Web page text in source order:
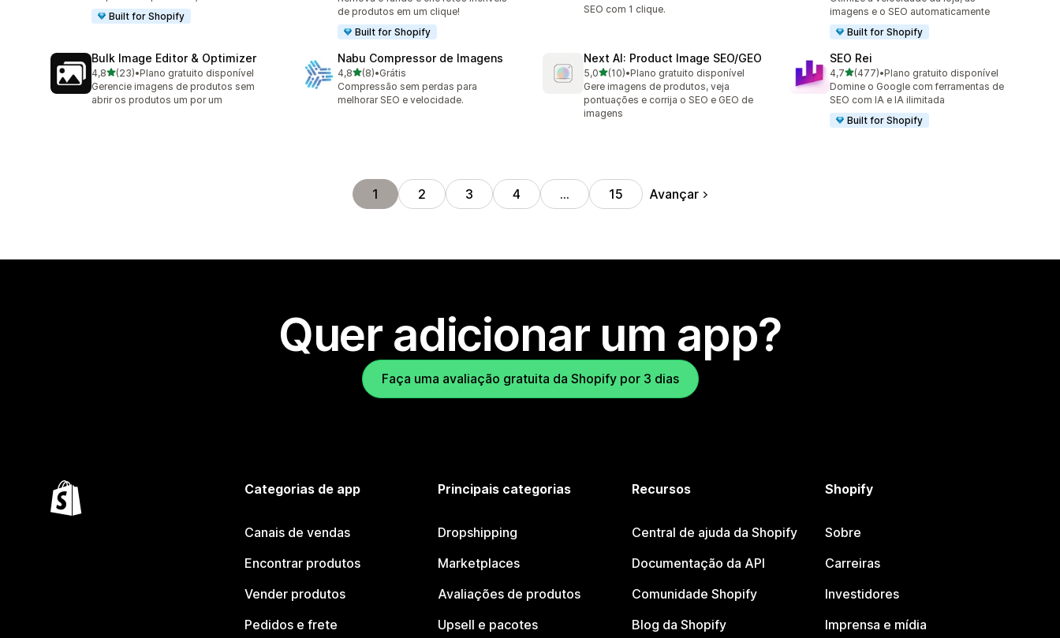
Built for Shopify
de produtos em um clique!
Built for Shopify
SEO com 1 clique.
imagens e o SEO automaticamente
Built for Shopify
Bulk Image Editor & Optimizer
4,8de 5 estrelas
(23)
23 avaliações ao todo
•Plano gratuito disponível
Gerencie imagens de produtos sem
abrir os produtos um por um
Nabu Compressor de Imagens
4,8de 5 estrelas
(8)
8 avaliações ao todo
•Grátis
Compressão sem perdas para
melhorar SEO e velocidade.
Next AI: Product Image SEO/GEO
5,0de 5 estrelas
(10)
10 avaliações ao todo
•Plano gratuito disponível
Gere imagens de produtos, veja
pontuações e corrija o SEO e GEO de
imagens
SEO Rei
4,7de 5 estrelas
(477)
477 avaliações ao todo
•Plano gratuito disponível
Domine o Google com ferramentas de
SEO com IA e IA ilimitada
Built for Shopify
1 2 3 4 … 15 Avançar
Quer adicionar um app?
Faça uma avaliação gratuita da Shopify por 3 dias
Categorias de app
Canais de vendas
Encontrar produtos
Vender produtos
Pedidos e frete
Principais categorias
Dropshipping
Marketplaces
Avaliações de produtos
Upsell e pacotes
Recursos
Central de ajuda da Shopify
Documentação da API
Comunidade Shopify
Blog da Shopify
Shopify
Sobre
Carreiras
Investidores
Imprensa e mídia